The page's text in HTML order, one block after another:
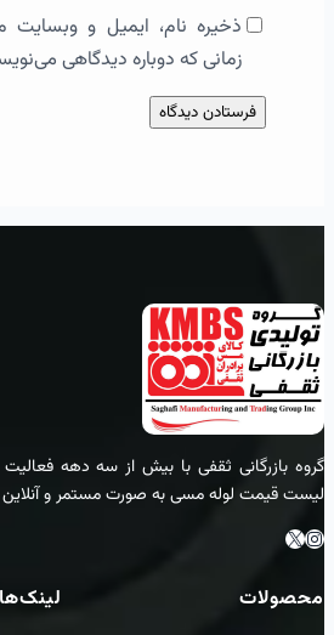
ذخیره نام، ایمیل و وبسایت
زمانی که دوباره دیدگاهی
گروه بازرگانی ثقفی با بیش از سه دهه فعالیت
لیست قیمت لوله مسی به صورت مستمر و
اینستاگرام ایکس
محصولات